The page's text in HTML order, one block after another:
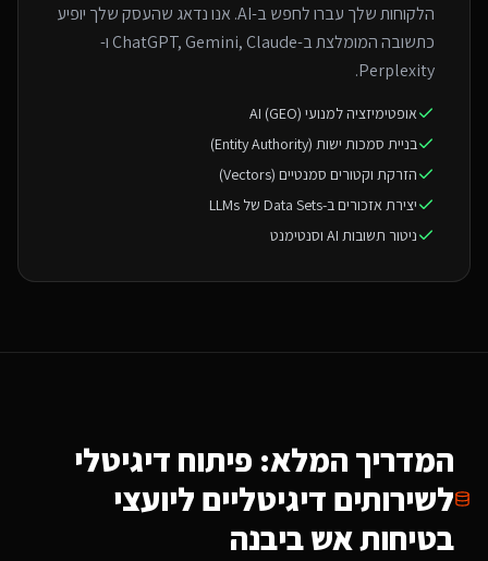
הלקוחות שלך עברו לחפש ב-AI. אנו נדאג שהעסק שלך יופיע
כתשובה המומלצת ב-ChatGPT, Gemini, Claude ו-
Perplexity.
אופטימיזציה למנועי AI (GEO)
בניית סמכות ישות (Entity Authority)
הזרקת וקטורים סמנטיים (Vectors)
יצירת אזכורים ב-Data Sets של LLMs
ניטור תשובות AI וסנטימנט
המדריך המלא: פיתוח דיגיטלי
לשירותים דיגיטליים ליועצי
בטיחות אשביבנה